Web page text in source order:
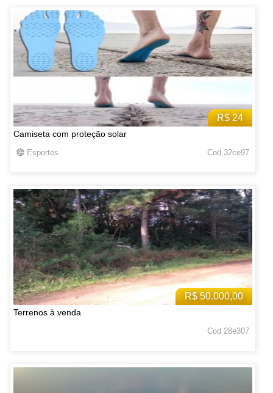
R$ 24
Camiseta com proteção solar
Esportes Cod 32ce97
R$ 50.000,00
Terrenos à venda
Cod 28e307